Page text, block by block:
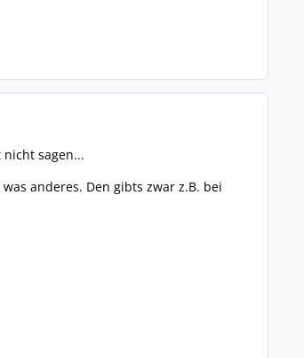
sagen...
anderes. Den gibts zwar z.B. bei